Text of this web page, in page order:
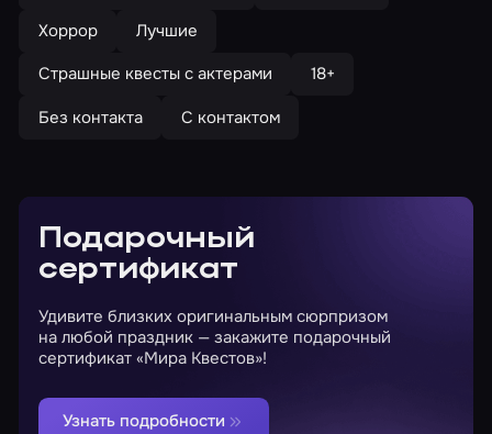
Хоррор
Лучшие
Страшные квесты с актерами
18+
Без контакта
С контактом
Подарочный
сертификат
Удивите близких оригинальным сюрпризом
на любой праздник — закажите подарочный
сертификат «Мира Квестов»!
Узнать подробности